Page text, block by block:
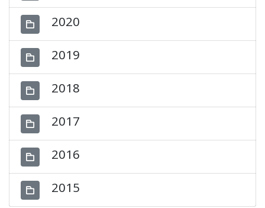
2020
2019
2018
2017
2016
2015